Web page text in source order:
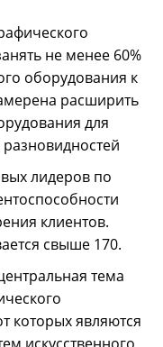
не менее 60%
оборудования к
расширить
для
лидеров по
клиентов.
свыше 170.
тема
которых являются